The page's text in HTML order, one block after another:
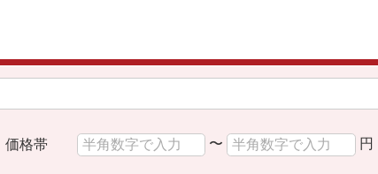
価格帯 〜 円